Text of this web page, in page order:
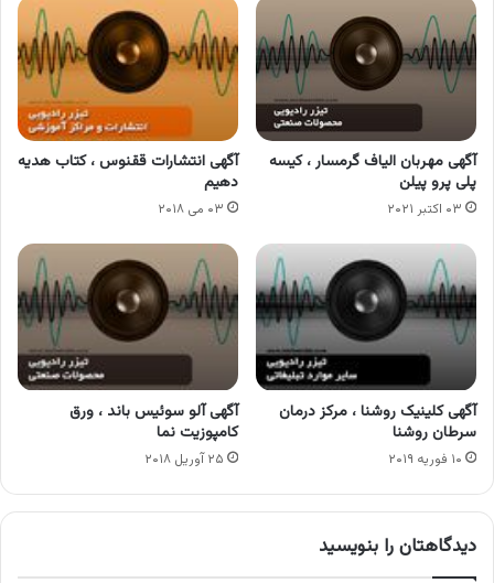
آگهی مهربان الیاف گرمسار ، کیسه
پلی پرو پیلن
۰۳ اکتبر ۲۰۲۱
آگهی انتشارات ققنوس ، کتاب هدیه
دهیم
۰۳ می ۲۰۱۸
آگهی کلینیک روشنا ، مرکز درمان
سرطان روشنا
۱۰ فوریه ۲۰۱۹
آگهی آلو سوئیس باند ، ورق
کامپوزیت نما
۲۵ آوریل ۲۰۱۸
دیدگاهتان را بنویسید